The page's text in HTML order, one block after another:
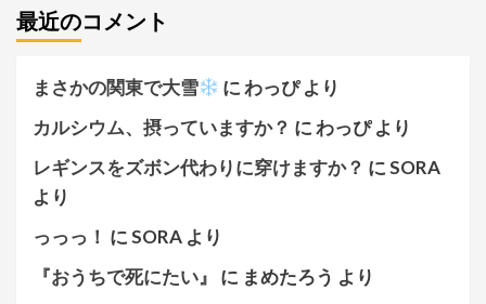
最近のコメント
まさかの関東で大雪 に わっぴより
カルシウム、摂っていますか？ に わっぴより
レギンスをズボン代わりに穿けますか？ にSORA
より
っっっ！ にSORA より
『おうちで死にたい』
に まめたろう より